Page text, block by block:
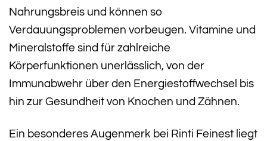
Nahrungsbreis und können so
Verdauungsproblemen vorbeugen. Vitamine und
Mineralstoffe sind für zahlreiche
Körperfunktionen unerlässlich, von der
Immunabwehr über den Energiestoffwechsel bis
hin zur Gesundheit von Knochen und Zähnen.
Ein besonderes Augenmerk bei Rinti Feinest liegt